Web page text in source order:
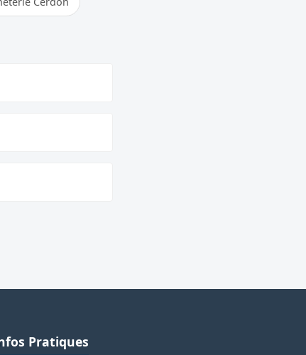
Pratiques